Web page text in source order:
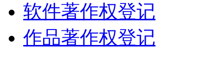
软件著作权登记
作品著作权登记